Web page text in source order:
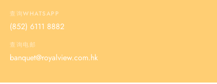
查询WHATSAPP
(852) 6111 8882
查询电邮
banquet@royalview.com.hk